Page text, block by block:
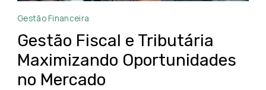
Gestão
e
Tributária
Maximizando
Gestão Financeira
Gestão Fiscal e Tributária
Maximizando Oportunidades
no Mercado